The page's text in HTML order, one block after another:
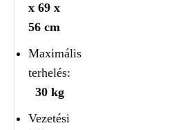
x 69 x
56 cm
Maximális
terhelés:
30 kg
Vezetési